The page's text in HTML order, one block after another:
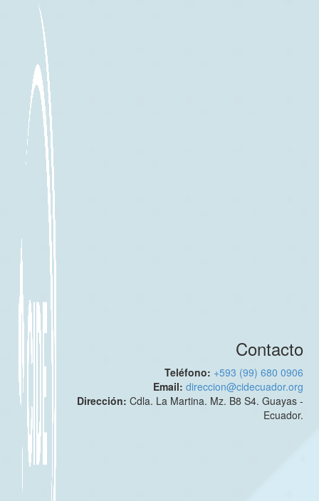
Contacto
Teléfono: +593 (99) 680 0906
Email:direccion@cidecuador.org
Dirección:Cdla. La Martina. Mz. B8 S4. Guayas -
Ecuador.